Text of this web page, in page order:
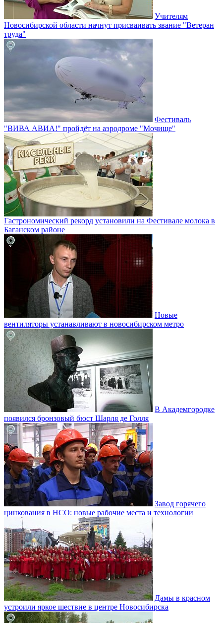
Учителям
Новосибирской области начнут присваивать звание "Ветеран
труда"
Фестиваль
"ВИВА АВИА!" пройдёт на аэродроме "Мочище"
Гастрономический рекорд установили на Фестивале молока в
Баганском районе
Новые
вентиляторы устанавливают в новосибирском метро
В Академгородке
появился бронзовый бюст Шарля де Голля
Завод горячего
цинкования в НСО: новые рабочие места и технологии
Дамы в красном
устроили яркое шествие в центре Новосибирска